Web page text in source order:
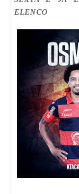
ELENCO